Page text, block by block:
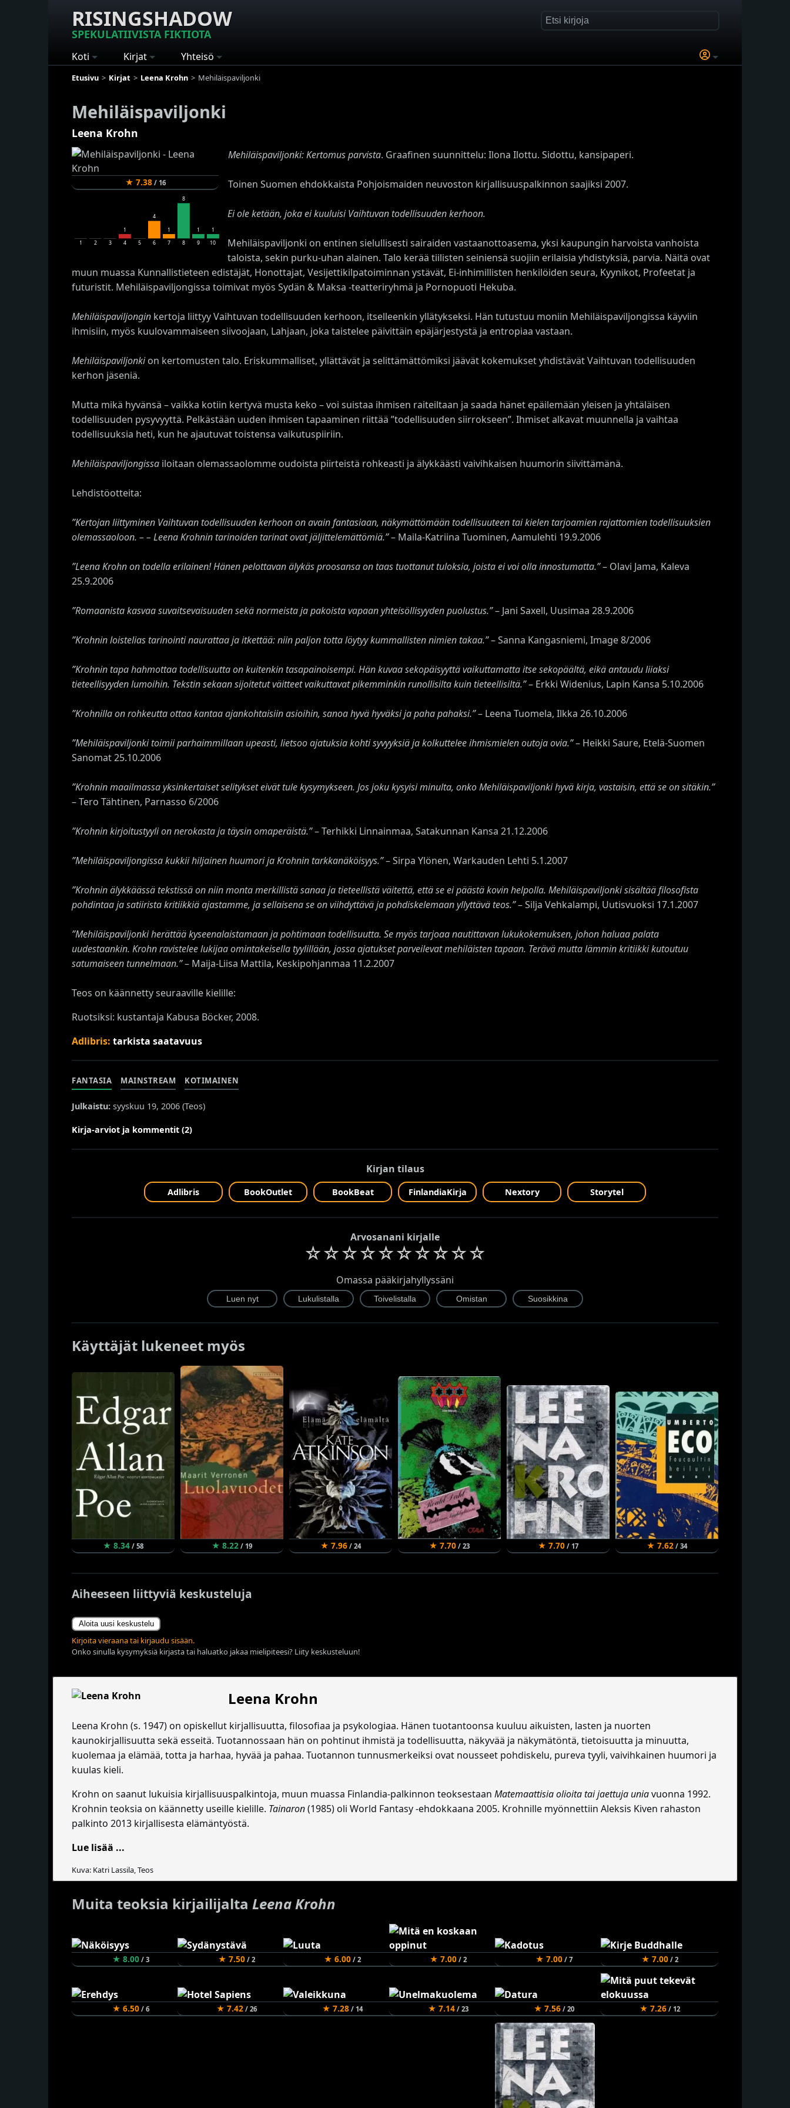
RISINGSHADOW
SPEKULATIIVISTA FIKTIOTA
Koti Kirjat Yhteisö
Etusivu Kirjat Leena Krohn Mehiläispaviljonki
Mehiläispaviljonki
Leena Krohn
★ 7.38/ 16
1 2 3
1
4
5
4
6
1
7
8
8
1
9
1
10
Mehiläispaviljonki: Kertomus parvista. Graafinen suunnittelu: Ilona Ilottu. Sidottu, kansipaperi.
Toinen Suomen ehdokkaista Pohjoismaiden neuvoston kirjallisuuspalkinnon saajiksi 2007.
Ei ole ketään, joka ei kuuluisi Vaihtuvan todellisuuden kerhoon.
Mehiläispaviljonki on entinen sielullisesti sairaiden vastaanottoasema, yksi kaupungin harvoista vanhoista
taloista, sekin purku-uhan alainen. Talo kerää tiilisten seiniensä suojiin erilaisia yhdistyksiä, parvia. Näitä ovat
muun muassa Kunnallistieteen edistäjät, Honottajat, Vesijettikilpatoiminnan ystävät, Ei-inhimillisten henkilöiden seura, Kyynikot, Profeetat ja
futuristit. Mehiläispaviljongissa toimivat myös Sydän & Maksa -teatteriryhmä ja Pornopuoti Hekuba.
Mehiläispaviljongin kertoja liittyy Vaihtuvan todellisuuden kerhoon, itselleenkin yllätykseksi. Hän tutustuu moniin Mehiläispaviljongissa käyviin
ihmisiin, myös kuulovammaiseen siivoojaan, Lahjaan, joka taistelee päivittäin epäjärjestystä ja entropiaa vastaan.
Mehiläispaviljonkion kertomusten talo. Eriskummalliset, yllättävät ja selittämättömiksi jäävät kokemukset yhdistävät Vaihtuvan todellisuuden
kerhon jäseniä.
Mutta mikä hyvänsä – vaikka kotiin kertyvä musta keko – voi suistaa ihmisen raiteiltaan ja saada hänet epäilemään yleisen ja yhtäläisen
todellisuuden pysyvyyttä. Pelkästään uuden ihmisen tapaaminen riittää ”todellisuuden siirrokseen”. Ihmiset alkavat muunnella ja vaihtaa
todellisuuksia heti, kun he ajautuvat toistensa vaikutuspiiriin.
Mehiläispaviljongissa iloitaan olemassaolomme oudoista piirteistä rohkeasti ja älykkäästi vaivihkaisen huumorin siivittämänä.
Lehdistöotteita:
”Kertojan liittyminen Vaihtuvan todellisuuden kerhoon on avain fantasiaan, näkymättömään todellisuuteen tai kielen tarjoamien rajattomien todellisuuksien
olemassaoloon. – – Leena Krohnin tarinoiden tarinat ovat jäljittelemättömiä.”– Maila-Katriina Tuominen, Aamulehti 19.9.2006
”Leena Krohn on todella erilainen! Hänen pelottavan älykäs proosansa on taas tuottanut tuloksia, joista ei voi olla innostumatta.”– Olavi Jama, Kaleva
25.9.2006
”Romaanista kasvaa suvaitsevaisuuden sekä normeista ja pakoista vapaan yhteisöllisyyden puolustus.”– Jani Saxell, Uusimaa 28.9.2006
”Krohnin loistelias tarinointi naurattaa ja itkettää: niin paljon totta löytyy kummallisten nimien takaa.”– Sanna Kangasniemi, Image 8/2006
”Krohnin tapa hahmottaa todellisuutta on kuitenkin tasapainoisempi. Hän kuvaa sekopäisyyttä vaikuttamatta itse sekopäältä, eikä antaudu liiaksi
tieteellisyyden lumoihin. Tekstin sekaan sijoitetut väitteet vaikuttavat pikemminkin runollisilta kuin tieteellisiltä.”– Erkki Widenius, Lapin Kansa 5.10.2006
”Krohnilla on rohkeutta ottaa kantaa ajankohtaisiin asioihin, sanoa hyvä hyväksi ja paha pahaksi.”– Leena Tuomela, Ilkka 26.10.2006
”Mehiläispaviljonki toimii parhaimmillaan upeasti, lietsoo ajatuksia kohti syvyyksiä ja kolkuttelee ihmismielen outoja ovia.”– Heikki Saure, Etelä-Suomen
Sanomat 25.10.2006
”Krohnin maailmassa yksinkertaiset selitykset eivät tule kysymykseen. Jos joku kysyisi minulta, onko Mehiläispaviljonki hyvä kirja, vastaisin, että se on sitäkin.”
– Tero Tähtinen, Parnasso 6/2006
”Krohnin kirjoitustyyli on nerokasta ja täysin omaperäistä.”– Terhikki Linnainmaa, Satakunnan Kansa 21.12.2006
”Mehiläispaviljongissa kukkii hiljainen huumori ja Krohnin tarkkanäköisyys.”– Sirpa Ylönen, Warkauden Lehti 5.1.2007
”Krohnin älykkäässä tekstissä on niin monta merkillistä sanaa ja tieteellistä väitettä, että se ei päästä kovin helpolla. Mehiläispaviljonki sisältää filosofista
pohdintaa ja satiirista kritiikkiä ajastamme, ja sellaisena se on viihdyttävä ja pohdiskelemaan yllyttävä teos.”– Silja Vehkalampi, Uutisvuoksi 17.1.2007
”Mehiläispaviljonki herättää kyseenalaistamaan ja pohtimaan todellisuutta. Se myös tarjoaa nautittavan lukukokemuksen, johon haluaa palata
uudestaankin. Krohn ravistelee lukijaa omintakeisella tyylillään, jossa ajatukset parveilevat mehiläisten tapaan. Terävä mutta lämmin kritiikki kutoutuu
satumaiseen tunnelmaan.”– Maija-Liisa Mattila, Keskipohjanmaa 11.2.2007
Teos on käännetty seuraaville kielille:
Ruotsiksi: kustantaja Kabusa Böcker, 2008.
Adlibris: tarkista saatavuus
FANTASIA MAINSTREAM KOTIMAINEN
Julkaistu: syyskuu 19, 2006 (Teos)
Kirja-arviot ja kommentit (2)
Kirjan tilaus
Adlibris BookOutlet BookBeat FinlandiaKirja Nextory Storytel
Arvosanani kirjalle
☆☆☆☆☆☆☆☆☆☆
Omassa pääkirjahyllyssäni
Käyttäjät lukeneet myös
★ 8.34 / 58 ★ 8.22 / 19 ★ 7.96 / 24 ★ 7.70 / 23 ★ 7.70 / 17 ★ 7.62 / 34
Aiheeseen liittyviä keskusteluja
Aloita uusi keskustelu
Kirjoita vieraana tai kirjaudu sisään.
Onko sinulla kysymyksiä kirjasta tai haluatko jakaa mielipiteesi? Liity keskusteluun!
Leena Krohn
Leena Krohn (s. 1947) on opiskellut kirjallisuutta, filosofiaa ja psykologiaa. Hänen tuotantoonsa kuuluu aikuisten, lasten ja nuorten
kaunokirjallisuutta sekä esseitä. Tuotannossaan hän on pohtinut ihmistä ja todellisuutta, näkyvää ja näkymätöntä, tietoisuutta ja minuutta,
kuolemaa ja elämää, totta ja harhaa, hyvää ja pahaa. Tuotannon tunnusmerkeiksi ovat nousseet pohdiskelu, pureva tyyli, vaivihkainen huumori ja
kuulas kieli.
Krohn on saanut lukuisia kirjallisuuspalkintoja, muun muassa Finlandia-palkinnon teoksestaan Matemaattisia olioita tai jaettuja uniavuonna 1992.
Krohnin teoksia on käännetty useille kielille. Tainaron(1985) oli World Fantasy -ehdokkaana 2005. Krohnille myönnettiin Aleksis Kiven rahaston
palkinto 2013 kirjallisesta elämäntyöstä.
Lue lisää ...
Kuva: Katri Lassila, Teos
Muita teoksia kirjailijalta Leena Krohn
★ 8.00/ 3 ★ 7.50/ 2 ★ 6.00/ 2 ★ 7.00/ 2 ★ 7.00/ 7 ★ 7.00/ 2
★ 6.50/ 6 ★ 7.42/ 26 ★ 7.28/ 14 ★ 7.14/ 23 ★ 7.56/ 20 ★ 7.26/ 12